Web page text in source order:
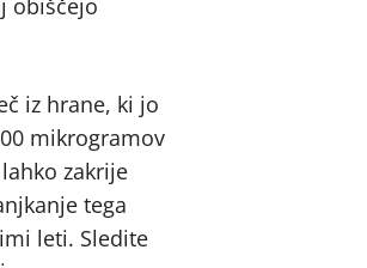
iz hrane, ki jo
mikrogramov
zakrije
tega
leti. Sledite